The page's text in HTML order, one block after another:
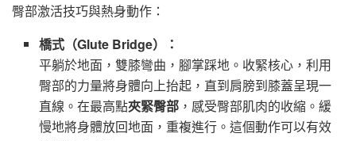
臀部激活技巧與熱身動作：
橋式（Glute Bridge）：
平躺於地面，雙膝彎曲，腳掌踩地。收緊核心，利用
臀部的力量將身體向上抬起，直到肩膀到膝蓋呈現一
直線。在最高點夾緊臀部 ，感受臀部肌肉的收縮。緩
慢地將身體放回地面，重複進行。這個動作可以有效